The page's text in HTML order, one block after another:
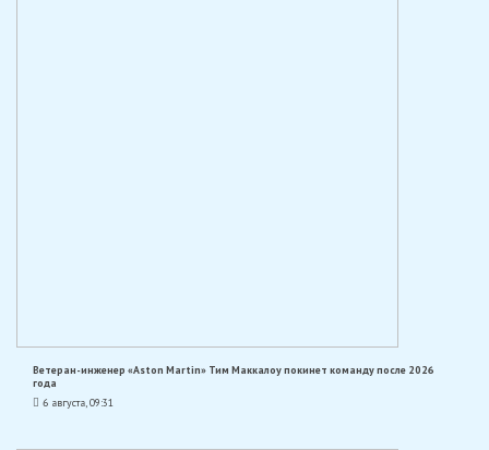
Ветеран-инженер «Aston Martin» Тим Маккалоу покинет команду после 2026
года
6 августа, 09:31